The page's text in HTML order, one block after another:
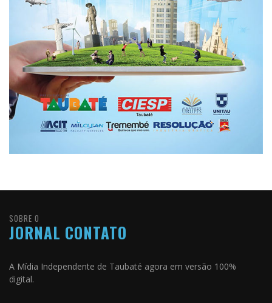
SOBRE O
JORNAL CONTATO
A Mídia Independente de Taubaté agora em versão 100%
digital.